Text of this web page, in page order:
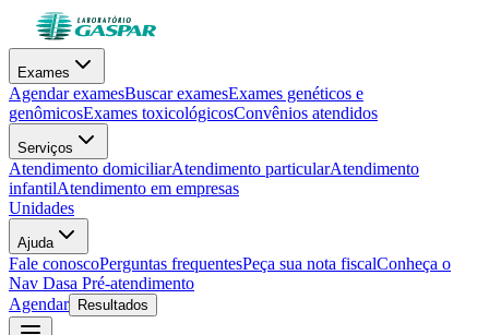
Exames
Agendar examesBuscar examesExames genéticos e
genômicosExames toxicológicosConvênios atendidos
Serviços
Atendimento domiciliarAtendimento particularAtendimento
infantilAtendimento em empresas
Unidades
Ajuda
Fale conoscoPerguntas frequentesPeça sua nota fiscalConheça o
Nav Dasa Pré-atendimento
Agendar
Resultados